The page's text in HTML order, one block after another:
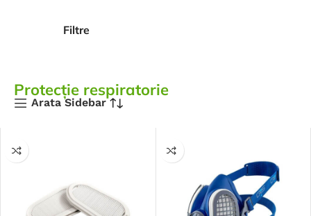
Filtre
Protecție respiratorie
Arata Sidebar